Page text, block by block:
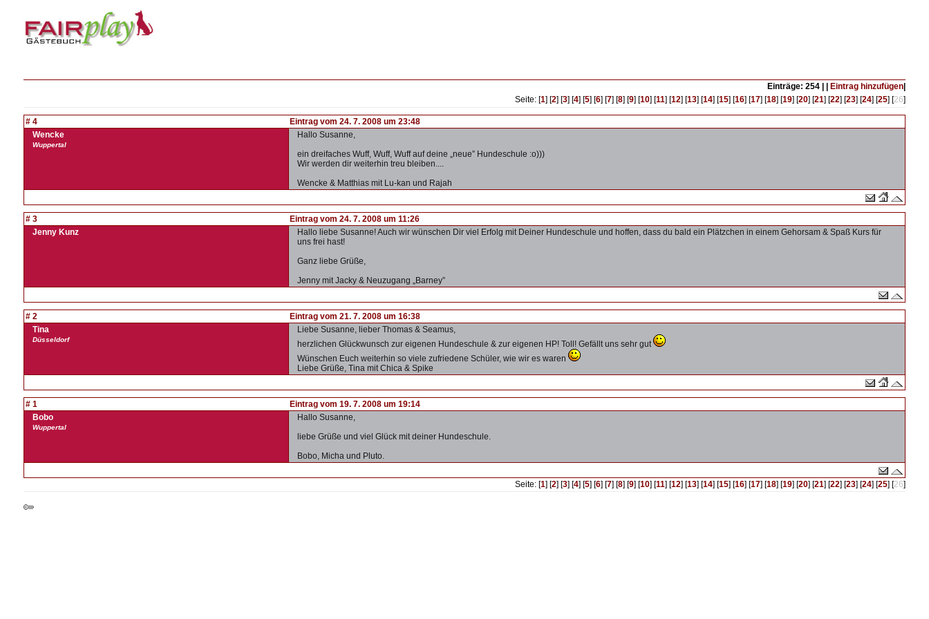
Einträge: 254 | | Eintrag hinzufügen
Seite: [1] [2] [3] [4] [5] [6] [7] [8] [9] [10] [11] [12] [13] [14] [15] [16] [17] [18] [19] [20] [21] [22] [23] [24] [25] [26]
# 4
Eintrag vom 24. 7. 2008 um 23:48
Wencke
Wuppertal
Hallo Susanne,
ein dreifaches Wuff, Wuff, Wuff auf deine „neue” Hundeschule :o)))
Wir werden dir weiterhin treu bleiben....
Wencke & Matthias mit Lu-kan und Rajah
# 3
Eintrag vom 24. 7. 2008 um 11:26
Jenny Kunz
Hallo liebe Susanne! Auch wir wünschen Dir viel Erfolg mit Deiner Hundeschule und hoffen, dass du bald ein Plätzchen in einem Gehorsam & Spaß Kurs für
uns frei hast!
Ganz liebe Grüße,
Jenny mit Jacky & Neuzugang „Barney”
# 2
Eintrag vom 21. 7. 2008 um 16:38
Tina
Düsseldorf
Liebe Susanne, lieber Thomas & Seamus,
herzlichen Glückwunsch zur eigenen Hundeschule & zur eigenen HP! Toll! Gefällt uns sehr gut
Wünschen Euch weiterhin so viele zufriedene Schüler, wie wir es waren
Liebe Grüße, Tina mit Chica & Spike
# 1
Eintrag vom 19. 7. 2008 um 19:14
Bobo
Wuppertal
Hallo Susanne,
liebe Grüße und viel Glück mit deiner Hundeschule.
Bobo, Micha und Pluto.
Seite: [1] [2] [3] [4] [5] [6] [7] [8] [9] [10] [11] [12] [13] [14] [15] [16] [17] [18] [19] [20] [21] [22] [23] [24] [25] [26]